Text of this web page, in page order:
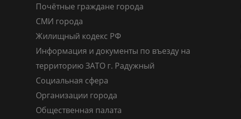
Почётные граждане города
СМИ города
Жилищный кодекс РФ
Информация и документы по въезду на
территорию ЗАТО г. Радужный
Социальная сфера
Организации города
Общественная палата